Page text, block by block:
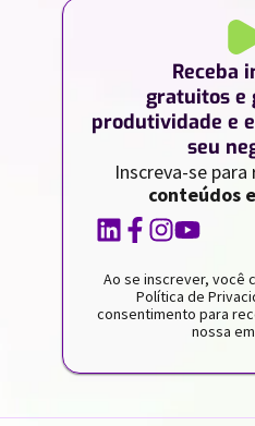
Receba
gratuitos e
produtividade e
seu
Inscreva-se
conteúdos
Ao se inscrever, você
Política de
consentimento para
nossa